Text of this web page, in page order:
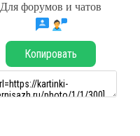
Для форумов и чатов
Копировать